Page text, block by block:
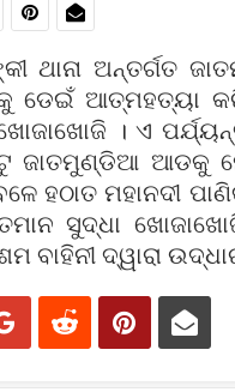
ଥାନା ଅନ୍ତର୍ଗତ
ଡେଇଁ ଆତ୍ମହତ୍ୟା
ଖୋଜାଖୋଜି । ଏ
ଜାତମୁଣ୍ଡିଆ
ହଠାତ ମହାନଦୀ
ସୁଦ୍ଧା
ବାହିନୀ ଦ୍ୱାରା